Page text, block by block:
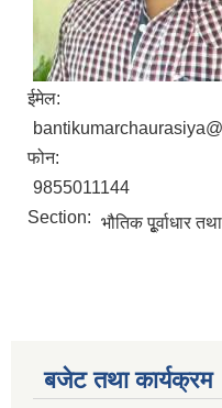
ईमेल:
फोन:
9855011144
Section: भौतिक पूृ्र्वाधार
बजेट तथा कार्यक्रम